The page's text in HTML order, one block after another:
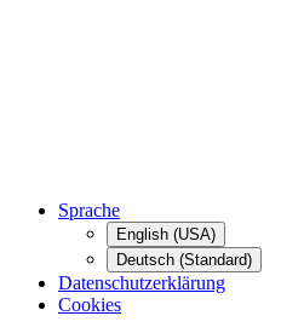
Sprache
English (USA)
Deutsch (Standard)
Datenschutzerklärung
Cookies